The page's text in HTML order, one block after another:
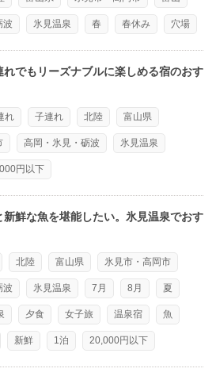
波 氷見温泉 春 春休み 穴場
れでもリーズナブルに楽しめる宿のおす
れ 子連れ 北陸 富山県
高岡・氷見・砺波 氷見温泉
円以下
新鮮な魚を堪能したい。氷見温泉でおす
北陸 富山県 氷見市・高岡市
波 氷見温泉 7月 8月 夏
夕食 女子旅 温泉宿 魚
新鮮 1泊 20,000円以下